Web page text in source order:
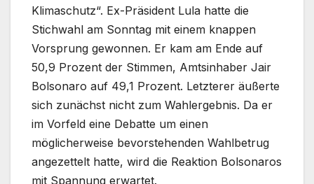
Klimaschutz“. Ex-Präsident Lula hatte die
Stichwahl am Sonntag mit einem knappen
Vorsprung gewonnen. Er kam am Ende auf
50,9 Prozent der Stimmen, Amtsinhaber Jair
Bolsonaro auf 49,1 Prozent. Letzterer äußerte
sich zunächst nicht zum Wahlergebnis. Da er
im Vorfeld eine Debatte um einen
möglicherweise bevorstehenden Wahlbetrug
angezettelt hatte, wird die Reaktion Bolsonaros
mit Spannung erwartet.